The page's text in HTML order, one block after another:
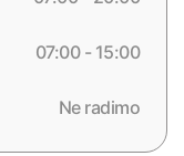
07:00 - 15:00
Ne radimo